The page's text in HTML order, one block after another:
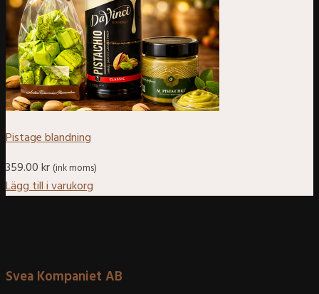
Pistage blandning
359.00kr (ink moms)
Lägg till i varukorg
Svea Kompaniet AB